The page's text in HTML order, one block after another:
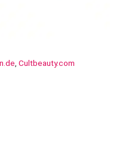
, Cultbeauty.com